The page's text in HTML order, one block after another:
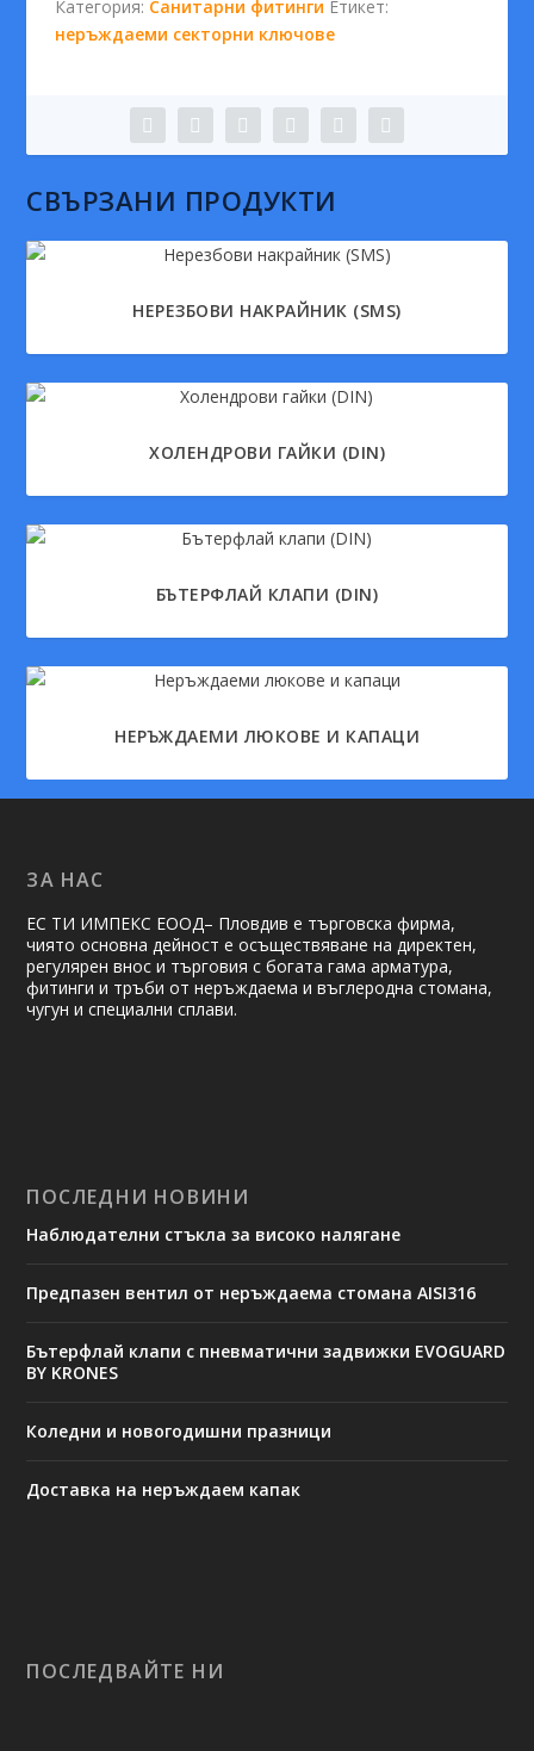
Категория: Санитарни фитинги Етикет:
неръждаеми секторни ключове
СВЪРЗАНИ ПРОДУКТИ
НЕРЕЗБОВИ НАКРАЙНИК (SMS)
ХОЛЕНДРОВИ ГАЙКИ (DIN)
БЪТЕРФЛАЙ КЛАПИ (DIN)
НЕРЪЖДАЕМИ ЛЮКОВЕ И КАПАЦИ
ЗА НАС
ЕС ТИ ИМПЕКС ЕООД– Пловдив е търговска фирма,
чиято основна дейност е осъществяване на ди­рек­тен,
регулярен внос и търговия с богата гама арматура,
фитинги и тръби от неръждаема и въглеродна стомана,
чугун и специални сплави.
ПОСЛЕДНИ НОВИНИ
Наблюдателни стъкла за високо налягане
Предпазен вентил от неръждаема стомана AISI316
Бътерфлай клапи с пневматични задвижки EVOGUARD
BY KRONES
Коледни и новогодишни празници
Доставка на неръждаем капак
ПОСЛЕДВАЙТЕ НИ